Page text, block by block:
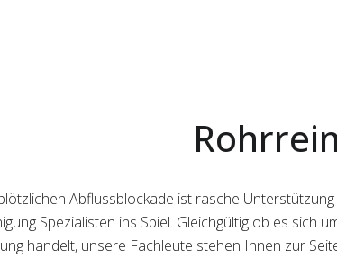
Abflussblockade ist rasche
Spezialisten ins Spiel. Gleichgültig ob es
handelt, unsere Fachleute stehen Ihnen zur